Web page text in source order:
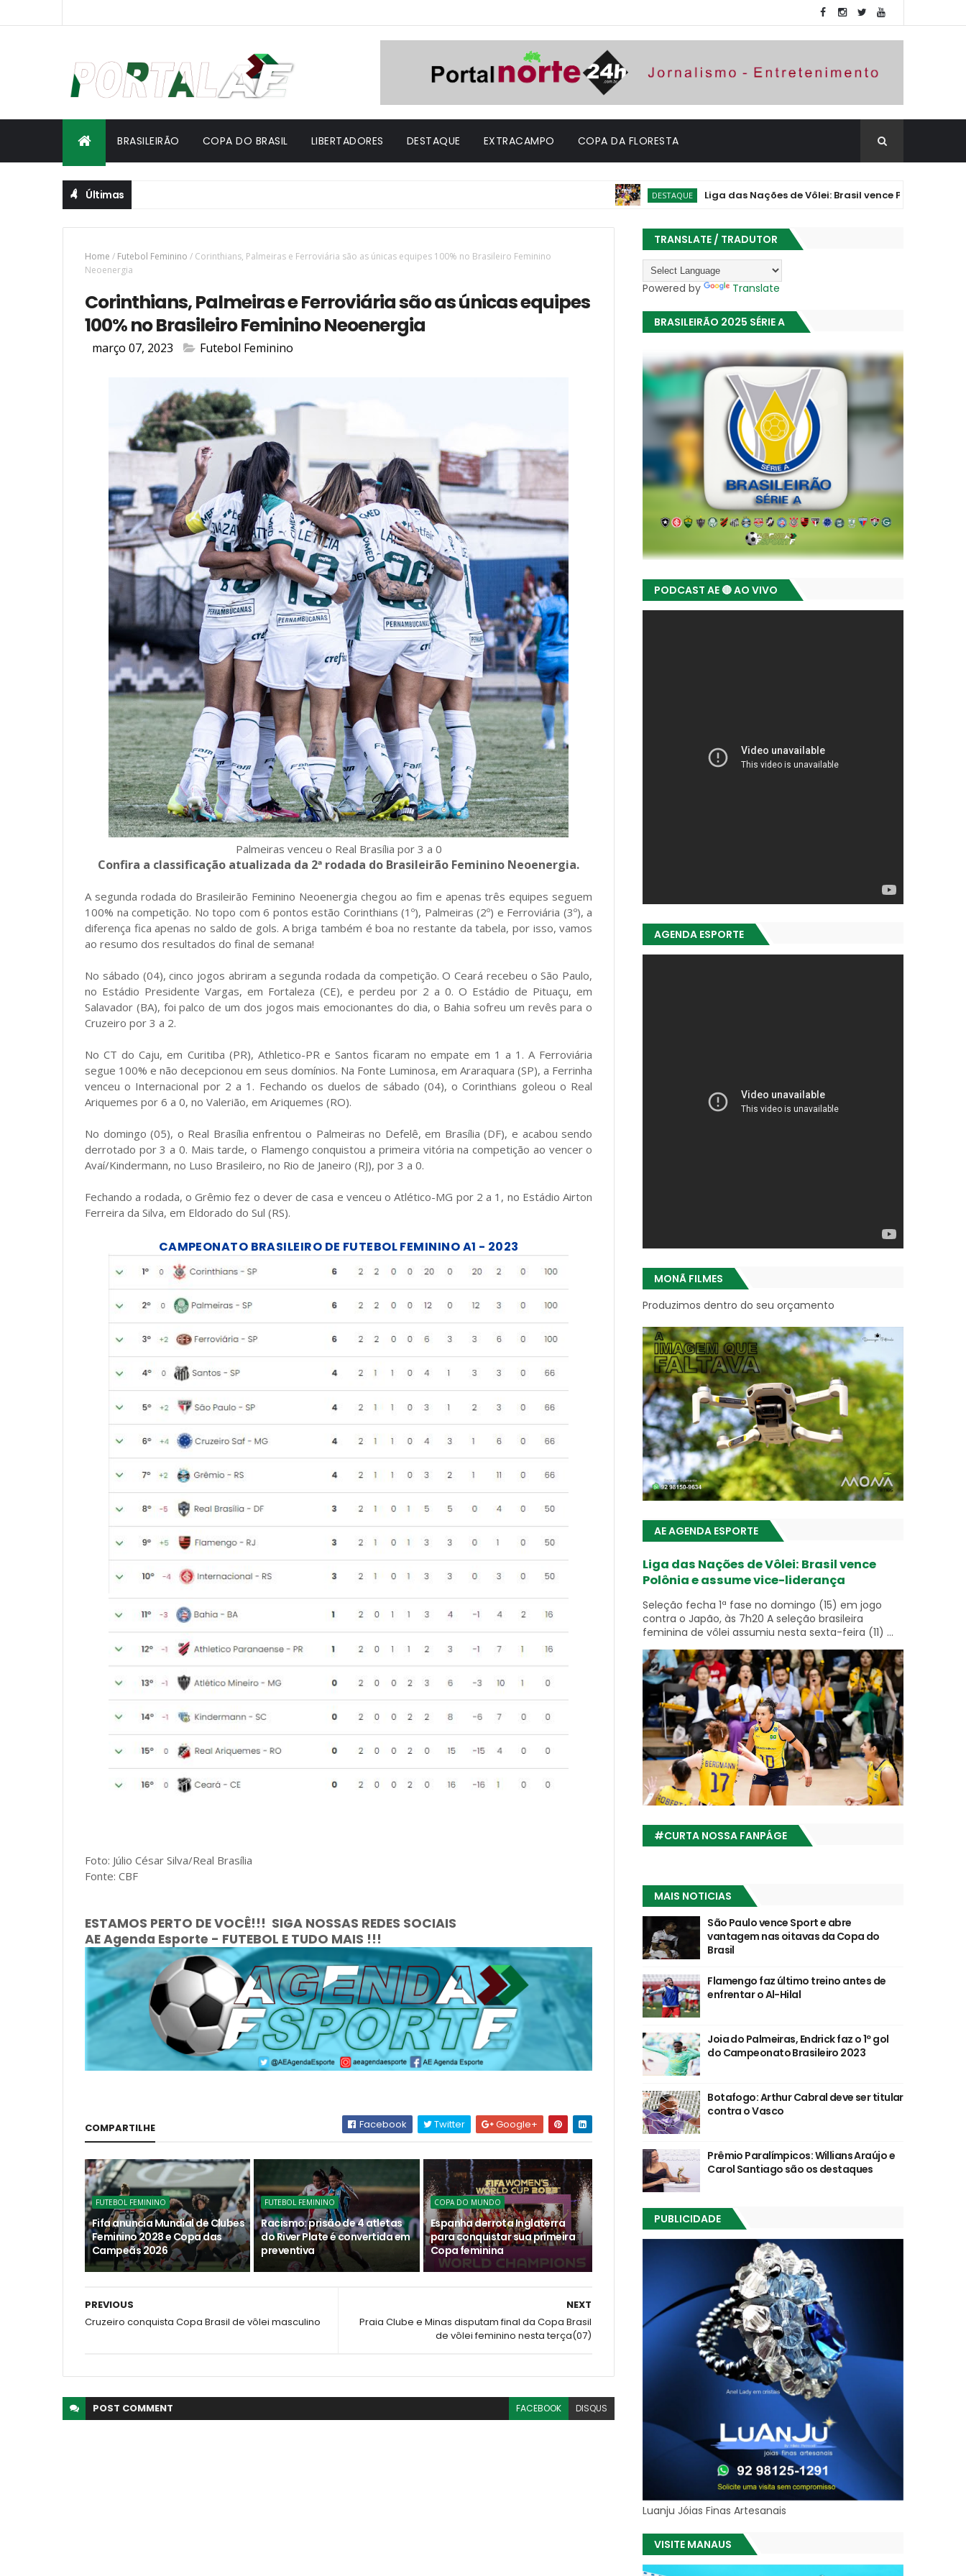
BRASILEIRÃO COPA DO BRASIL LIBERTADORES DESTAQUE EXTRACAMPO COPA DA FLORESTA
Últimas DESTAQUE Liga das Nações de Vôlei: Brasil vence Polônia e assume
Home / Futebol Feminino / Corinthians, Palmeiras e Ferroviária são as únicas equipes 100% no Brasileiro Feminino
Neoenergia
Corinthians, Palmeiras e Ferroviária são as únicas equipes
100% no Brasileiro Feminino Neoenergia
março 07, 2023 Futebol Feminino
Palmeiras venceu o Real Brasília por 3 a 0
Confira a classificação atualizada da 2ª rodada do Brasileirão Feminino Neoenergia.
A segunda rodada do Brasileirão Feminino Neoenergia chegou ao fim e apenas três equipes seguem
100% na competição. No topo com 6 pontos estão Corinthians (1º), Palmeiras (2º) e Ferroviária (3º), a
diferença fica apenas no saldo de gols. A briga também é boa no restante da tabela, por isso, vamos
ao resumo dos resultados do final de semana!
No sábado (04), cinco jogos abriram a segunda rodada da competição. O Ceará recebeu o São Paulo,
no Estádio Presidente Vargas, em Fortaleza (CE), e perdeu por 2 a 0. O Estádio de Pituaçu, em
Salavador (BA), foi palco de um dos jogos mais emocionantes do dia, o Bahia sofreu um revês para o
Cruzeiro por 3 a 2.
No CT do Caju, em Curitiba (PR), Athletico-PR e Santos ficaram no empate em 1 a 1. A Ferroviária
segue 100% e não decepcionou em seus domínios. Na Fonte Luminosa, em Araraquara (SP), a Ferrinha
venceu o Internacional por 2 a 1. Fechando os duelos de sábado (04), o Corinthians goleou o Real
Ariquemes por 6 a 0, no Valerião, em Ariquemes (RO).
No domingo (05), o Real Brasília enfrentou o Palmeiras no Defelê, em Brasília (DF), e acabou sendo
derrotado por 3 a 0. Mais tarde, o Flamengo conquistou a primeira vitória na competição ao vencer o
Avaí/Kindermann, no Luso Brasileiro, no Rio de Janeiro (RJ), por 3 a 0.
Fechando a rodada, o Grêmio fez o dever de casa e venceu o Atlético-MG por 2 a 1, no Estádio Airton
Ferreira da Silva, em Eldorado do Sul (RS).
CAMPEONATO BRASILEIRO DE FUTEBOL FEMININO A1 - 2023
Foto: Júlio César Silva/Real Brasília
Fonte: CBF
ESTAMOS PERTO DE VOCÊ!!! SIGA NOSSAS REDES SOCIAIS
AE Agenda Esporte - FUTEBOL E TUDO MAIS !!!
COMPARTILHE Facebook Twitter Google+
FUTEBOL FEMININO
Fifa anuncia Mundial de Clubes
Feminino 2028 e Copa das
Campeãs 2026
FUTEBOL FEMININO
Racismo: prisão de 4 atletas
do River Plate é convertida em
preventiva
COPA DO MUNDO
Espanha derrota Inglaterra
para conquistar sua primeira
Copa feminina
NEXT
Praia Clube e Minas disputam final da Copa Brasil
de vôlei feminino nesta terça(07)
PREVIOUS
Cruzeiro conquista Copa Brasil de vôlei masculino
POST COMMENT FACEBOOK DISQUS
TRANSLATE / TRADUTOR
Powered by Translate
BRASILEIRÃO 2025 SÉRIE A
PODCAST AE 🔴 AO VIVO
AGENDA ESPORTE
MONÃ FILMES
Produzimos dentro do seu orçamento
AE AGENDA ESPORTE
Liga das Nações de Vôlei: Brasil vence
Polônia e assume vice-liderança
Seleção fecha 1ª fase no domingo (15) em jogo
contra o Japão, às 7h20 A seleção brasileira
feminina de vôlei assumiu nesta sexta-feira (11) ...
#CURTA NOSSA FANPÁGE
MAIS NOTICIAS
São Paulo vence Sport e abre
vantagem nas oitavas da Copa do
Brasil
Flamengo faz último treino antes de
enfrentar o Al-Hilal
Joia do Palmeiras, Endrick faz o 1º gol
do Campeonato Brasileiro 2023
Botafogo: Arthur Cabral deve ser titular
contra o Vasco
Prêmio Paralímpicos: Willians Araújo e
Carol Santiago são os destaques
PUBLICIDADE
Luanju Jóias Finas Artesanais
VISITE MANAUS